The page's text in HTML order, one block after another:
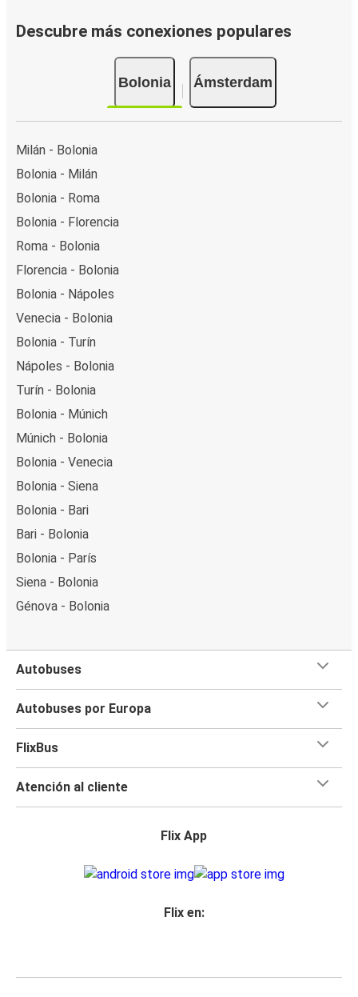
Descubre más conexiones populares
Bolonia Ámsterdam
Milán - Bolonia
Bolonia - Milán
Bolonia - Roma
Bolonia - Florencia
Roma - Bolonia
Florencia - Bolonia
Bolonia - Nápoles
Venecia - Bolonia
Bolonia - Turín
Nápoles - Bolonia
Turín - Bolonia
Bolonia - Múnich
Múnich - Bolonia
Bolonia - Venecia
Bolonia - Siena
Bolonia - Bari
Bari - Bolonia
Bolonia - París
Siena - Bolonia
Génova - Bolonia
Autobuses
Autobuses por Europa
FlixBus
Atención al cliente
Flix App
Flix en: